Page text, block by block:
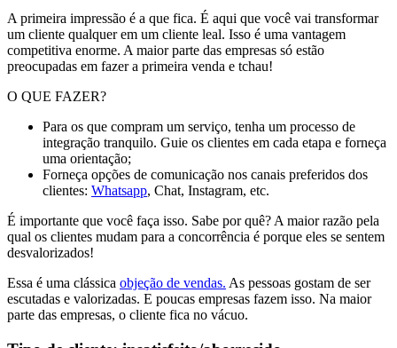
A primeira impressão é a que fica. É aqui que você vai transformar
um cliente qualquer em um cliente leal. Isso é uma vantagem
competitiva enorme. A maior parte das empresas só estão
preocupadas em fazer a primeira venda e tchau!
O QUE FAZER?
Para os que compram um serviço, tenha um processo de
integração tranquilo. Guie os clientes em cada etapa e forneça
uma orientação;
Forneça opções de comunicação nos canais preferidos dos
clientes: Whatsapp, Chat, Instagram, etc.
É importante que você faça isso. Sabe por quê? A maior razão pela
qual os clientes mudam para a concorrência é porque eles se sentem
desvalorizados!
Essa é uma clássica objeção de vendas. As pessoas gostam de ser
escutadas e valorizadas. E poucas empresas fazem isso. Na maior
parte das empresas, o cliente fica no vácuo.